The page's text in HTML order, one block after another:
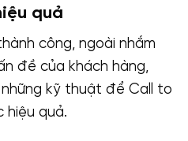
quả
công, ngoài nhắm
đề của khách hàng,
kỹ thuật để Call to
quả.